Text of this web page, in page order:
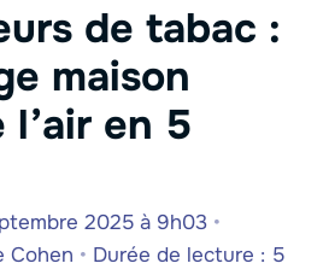
de tabac :
maison
en 5
2025 à 9h03 •
Cohen • Durée de lecture : 5